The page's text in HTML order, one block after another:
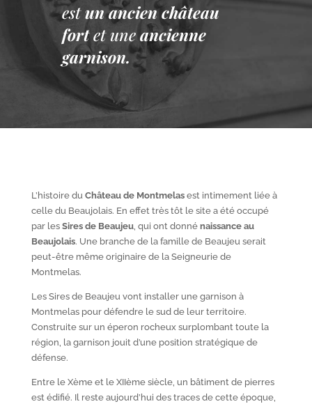
est un ancien château
fort et une ancienne
garnison.
L’histoire duChâteau de Montmelasest intimement liée à
celle du Beaujolais. En effet très tôt le site a été occupé
par les Sires de Beaujeu, qui ont donné naissance au
Beaujolais. Une branche de la famille de Beaujeu serait
peut-être même originaire de la Seigneurie de
Montmelas.
Les Sires de Beaujeu vont installer une garnison à
Montmelas pour défendre le sud de leur territoire.
Construite sur un éperon rocheux surplombant toute la
région, la garnison jouit d’une position stratégique de
défense.
Entre le Xèmeet le XIIèmesiècle, un bâtiment de pierres
est édifié. Il reste aujourd’hui des traces de cette époque,